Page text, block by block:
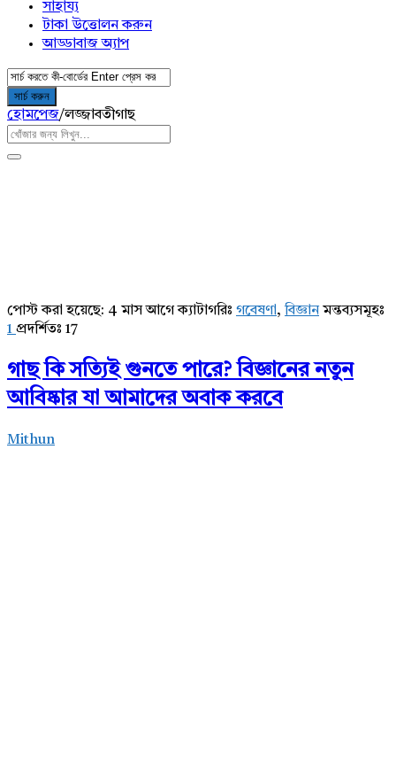
সাহায্য
টাকা উত্তোলন করুন
আড্ডাবাজ অ্যাপ
হোমপেজ/লজ্জাবতীগাছ
AddaBuzz.net
Articles
পোস্ট করা হয়েছে: 4 মাস আগে ক্যাটাগরিঃ গবেষণা,বিজ্ঞান মন্তব্যসমূহঃ
1 প্রদর্শিতঃ 17
গাছ কি সত্যিই গুনতে পারে? বিজ্ঞানের নতুন
আবিষ্কার যা আমাদের অবাক করবে
Mithun